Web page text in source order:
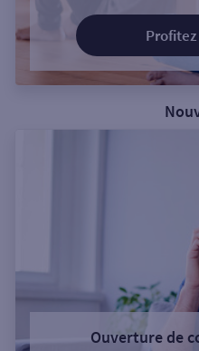
Ouverture de